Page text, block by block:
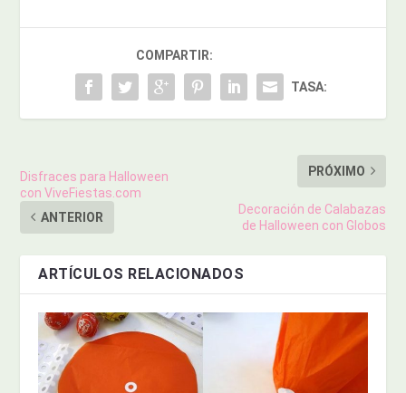
COMPARTIR:
TASA:
Disfraces para Halloween
con ViveFiestas.com
ANTERIOR
PRÓXIMO
Decoración de Calabazas
de Halloween con Globos
ARTÍCULOS RELACIONADOS